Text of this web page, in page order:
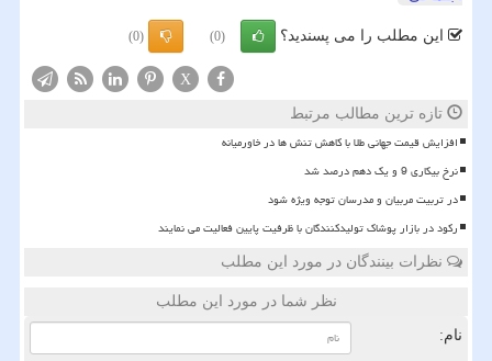
این مطلب را می پسندید؟ (0)
(0)
X
تازه ترین مطالب مرتبط
افزایش قیمت جهانی طلا با کاهش تنش ها در خاورمیانه
نرخ بیکاری 9 و یک دهم درصد شد
در تربیت مربیان و مدرسان توجه ویژه شود
رکود در بازار پوشاک تولیدکنندگان با ظرفیت پایین فعالیت می نمایند
نظرات بینندگان در مورد این مطلب
نظر شما در مورد این مطلب
نام: